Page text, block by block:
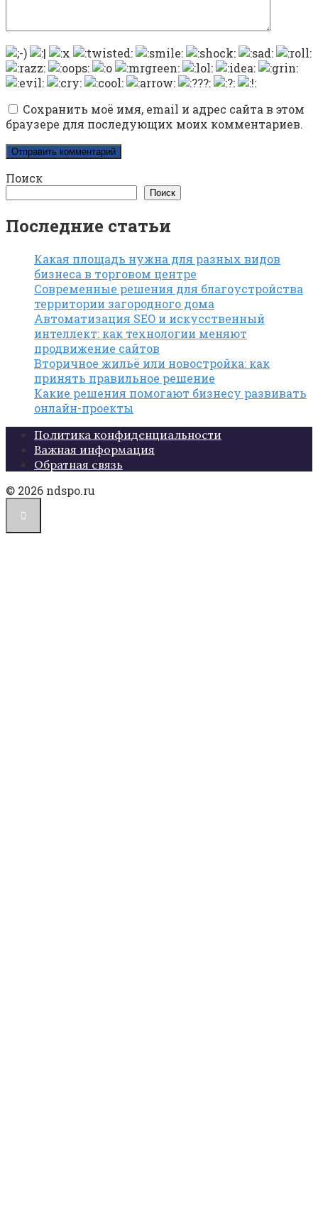
Сохранить моё имя, email и адрес сайта в этом
браузере для последующих моих комментариев.
Поиск
Поиск
Последние статьи
Какая площадь нужна для разных видов
бизнеса в торговом центре
Современные решения для благоустройства
территории загородного дома
Автоматизация SEO и искусственный
интеллект: как технологии меняют
продвижение сайтов
Вторичное жильё или новостройка: как
принять правильное решение
Какие решения помогают бизнесу развивать
онлайн-проекты
Политика конфиденциальности
Важная информация
Обратная связь
© 2026 ndspo.ru